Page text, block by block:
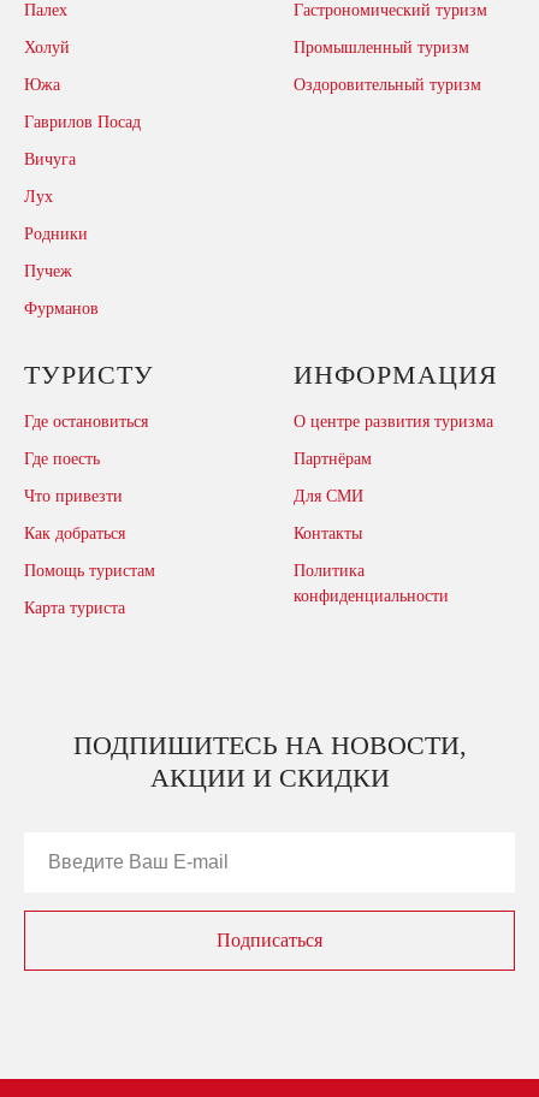
Палех
Холуй
Южа
Гаврилов Посад
Вичуга
Лух
Родники
Пучеж
Фурманов
Гастрономический туризм
Промышленный туризм
Оздоровительный туризм
ТУРИСТУ
Где остановиться
Где поесть
Что привезти
Как добраться
Помощь туристам
Карта туриста
ИНФОРМАЦИЯ
О центре развития туризма
Партнёрам
Для СМИ
Контакты
Политика
конфиденциальности
ПОДПИШИТЕСЬ НА НОВОСТИ,
АКЦИИ И СКИДКИ
Подписаться